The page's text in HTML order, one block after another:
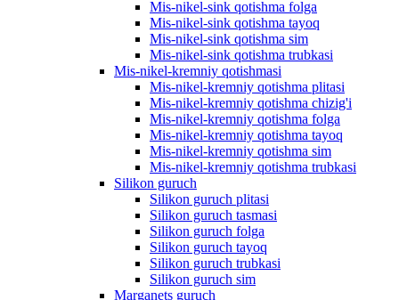
Mis-nikel-sink qotishma folga
Mis-nikel-sink qotishma tayoq
Mis-nikel-sink qotishma sim
Mis-nikel-sink qotishma trubkasi
Mis-nikel-kremniy qotishmasi
Mis-nikel-kremniy qotishma plitasi
Mis-nikel-kremniy qotishma chizig'i
Mis-nikel-kremniy qotishma folga
Mis-nikel-kremniy qotishma tayoq
Mis-nikel-kremniy qotishma sim
Mis-nikel-kremniy qotishma trubkasi
Silikon guruch
Silikon guruch plitasi
Silikon guruch tasmasi
Silikon guruch folga
Silikon guruch tayoq
Silikon guruch trubkasi
Silikon guruch sim
Marganets guruch